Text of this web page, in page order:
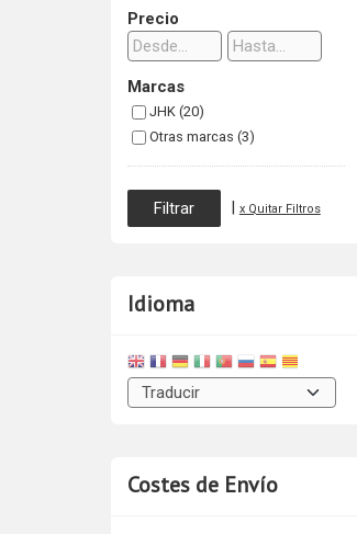
Precio
Marcas
JHK (20)
Otras marcas (3)
| x Quitar Filtros
Idioma
Costes de Envío